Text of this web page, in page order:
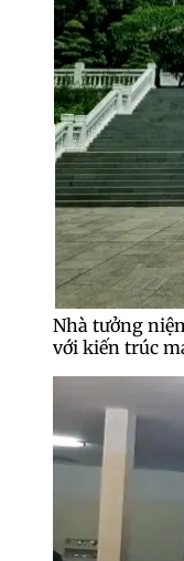
Nhà tưởng
với kiến trúc